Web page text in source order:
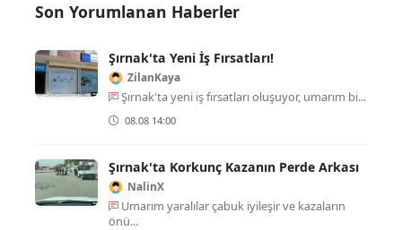
Son Yorumlanan Haberler
Şırnak'ta Yeni İş Fırsatları!
ZilanKaya
Şırnak'ta yeni iş fırsatları oluşuyor, umarım bi...
08.08 14:00
Şırnak'ta Korkunç Kazanın Perde Arkası
NalinX
Umarım yaralılar çabuk iyileşir ve kazaların
önü...